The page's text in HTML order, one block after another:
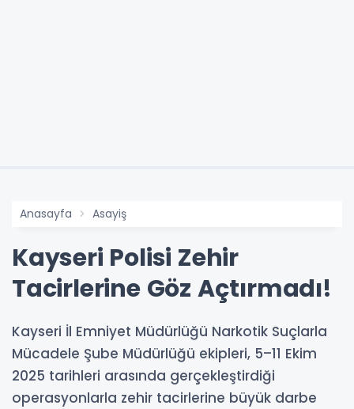
Anasayfa Asayiş
Kayseri Polisi Zehir
Tacirlerine Göz Açtırmadı!
Kayseri İl Emniyet Müdürlüğü Narkotik Suçlarla
Mücadele Şube Müdürlüğü ekipleri, 5–11 Ekim
2025 tarihleri arasında gerçekleştirdiği
operasyonlarla zehir tacirlerine büyük darbe